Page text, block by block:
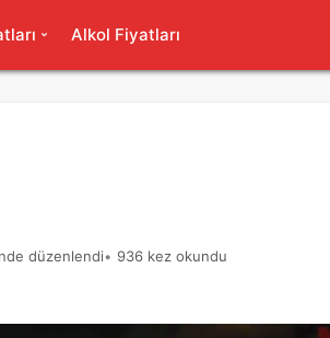
Alkol Fiyatları
düzenlendi
936 kez okundu